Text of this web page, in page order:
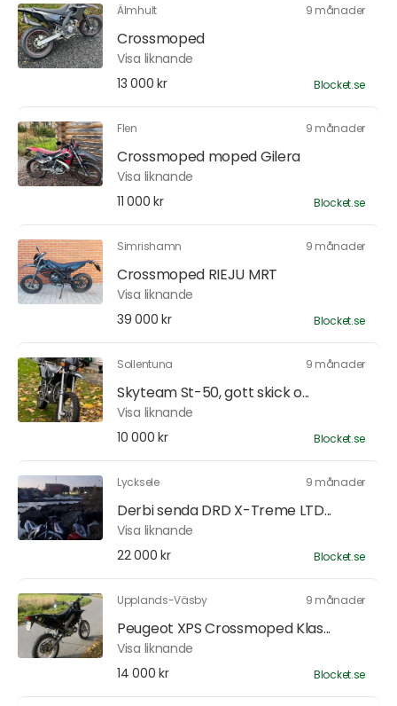
Älmhult 9 månader
Crossmoped
Visa liknande
13 000 kr
Blocket.se
Flen 9 månader
Crossmoped moped Gilera
Visa liknande
11 000 kr
Blocket.se
Simrishamn 9 månader
Crossmoped RIEJU MRT
Visa liknande
39 000 kr
Blocket.se
Sollentuna 9 månader
Skyteam St-50, gott skick o...
Visa liknande
10 000 kr
Blocket.se
Lycksele 9 månader
Derbi senda DRD X-Treme LTD...
Visa liknande
22 000 kr
Blocket.se
Upplands-Väsby 9 månader
Peugeot XPS Crossmoped Klas...
Visa liknande
14 000 kr
Blocket.se